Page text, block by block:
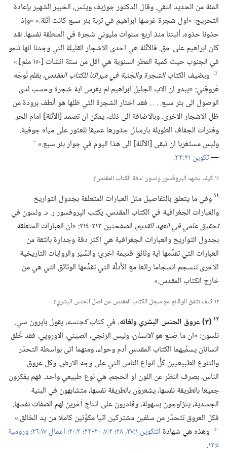
المئة من الحديد النقي.‏ وقال الدكتور جوزيف ويتْس،‏ الخبير الشهير بإعادة
التحريج:‏ «اول شجرة غرسها ابراهيم في تربة بئر سبع كانت أثْلة.‏» «وإذ
حذونا حذوه،‏ أنبتنا منذ اربع سنوات مليوني شجرة في المنطقة نفسها.‏ لقد
كان ابراهيم على حق.‏ فالأثْلة هي احدى الاشجار القليلة التي وجدنا انها تنمو
في الجنوب حيث كمية المطر السنوية هي اقل من ستة انشات [١٥٠ ملم].‏»‏
e ويضيف الكتابالشجرة والجَنبة في ميراثنا للكتاب المقدس،‏بقلم نُوجَه
هَروڤِني:‏ «يبدو ان الاب الجليل ابراهيم لم يغرس اية شجرة وحسب لدى
الوصول الى بئر سبع.‏ .‏ .‏ .‏ فقد اختار الشجرة التي ظلها هو ألطف برودة من
ظل الاشجار الاخرى.‏ وبالاضافة الى ذلك،‏ يمكن ان تصمد [الأثْلة] امام الحر
وفترات الجفاف الطويلة بارسال جذورها عميقا للعثور على مياه جوفية.‏
وليس مستَغربا ان تبقى [الأثْلة] الى هذا اليوم في جوار بئر سبع.‏»‏ f
—‏تكوين ٢١:‏٣٣ ‏.‏
١١ كيف يشهد الپروفسور ولسون لدقة الكتاب المقدس؟‏
١١ وفي ما يتعلق بالتفاصيل مثل العبارات المتعلقة بجدول التواريخ
والعبارات الجغرافية في الكتاب المقدس،‏ يكتب الپروفسور ر.‏ د.‏ ولسون في
تحقيق علمي في العهد القديم،‏
الصفحتين ٢١٣-‏٢١٤:‏ «ان العبارات المتعلقة
بجدول التواريخ والعبارات الجغرافية هي اكثر دقة وجدارة بالثقة من
العبارات التي تقدِّمها اية وثائق قديمة اخرى؛‏ والسِّيَر والروايات التاريخية
الاخرى تنسجم انسجاما رائعا مع الأَدلَّة التي تقدِّمها الوثائق التي هي من
خارج الكتاب المقدس.‏»‏
١٢ كيف تتفق الوقائع مع سجل الكتاب المقدس عن اصل الجنس البشري؟‏
١٢ ‏(‏٣)‏ عروق الجنس البشري ولغاته.‏ في كتابكجنسه،‏يقول بايرون سي.‏
نلسون:‏ «ان ما صُنع هوالانسان،‏وليس الزنجي،‏ الصيني،‏ الاوروپي.‏ فقد خُلق
انسانان يسمِّيهما الكتاب المقدس آدم وحواء،‏ ومنهما اتى بواسطة التحدّر
والتنوع الطبيعيين كلُّ انواع الناس التي على وجه الارض.‏ وكل عروق
الناس،‏ بصرف النظر عن اللون او الحجم،‏ هي نوع طبيعي واحد.‏ فهم يفكرون
جميعا بالطريقة نفسها،‏ يشعرون بالطريقة نفسها،‏ متشابهون في البنية
الجسدية،‏ يتزاوجون بسهولة،‏ وقادرون على انتاج آخرين لهم الصفات نفسها.‏
فكل العروق تتحدَّر من سلفين مشتركين اتيا مكوَّنين كاملا من يد الخالق.‏»‏
g وهذه هي شهادة التكوين ١:‏​٢٧،‏ ٢٨؛‏ اعمال ١٧:‏٢٦؛‏
ورومية
٥:‏١٢ ‏.‏